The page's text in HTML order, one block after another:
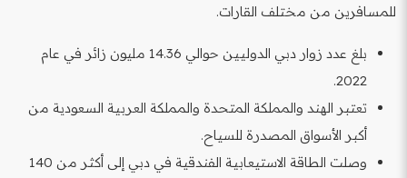
للمسافرين من مختلف القارات.
بلغ عدد زوار دبي الدوليين حوالي 14.36 مليون زائر في عام
2022.
تعتبر الهند والمملكة المتحدة والمملكة العربية السعودية من
أكبر الأسواق المصدرة للسياح.
وصلت الطاقة الاستيعابية الفندقية في دبي إلى أكثر من 140